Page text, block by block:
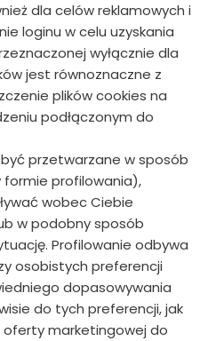
dla celów reklamowych i
loginu w celu uzyskania
wyłącznie dla
jest równoznaczne z
plików cookies na
podłączonym do
przetwarzane w sposób
profilowania),
wobec Ciebie
w podobny sposób
Profilowanie odbywa
osobistych preferencji
dopasowywania
do tych preferencji, jak
oferty marketingowej do